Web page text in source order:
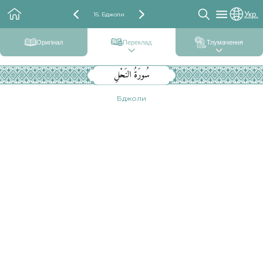
16. Бджоли Укр.
Оригінал Переклад Тлумачення
سُورَةُ النَحْلِ
Бджоли